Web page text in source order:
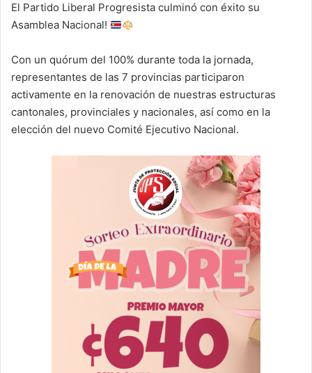
El Partido Liberal Progresista culminó con éxito su
Asamblea Nacional!
Con un quórum del 100% durante toda la jornada,
representantes de las 7 provincias participaron
activamente en la renovación de nuestras estructuras
cantonales, provinciales y nacionales, así como en la
elección del nuevo Comité Ejecutivo Nacional.